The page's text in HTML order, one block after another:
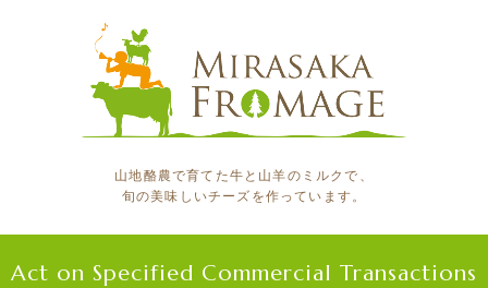
山地酪農で育てた牛と山羊のミルクで、
旬の美味しいチーズを作っています。
Act on Specified Commercial Transactions